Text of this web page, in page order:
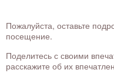
Пожалуйста, оставьте
посещение.
Поделитесь с своими
расскажите об их